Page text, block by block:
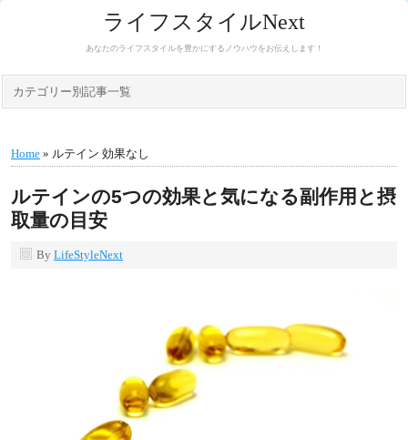
ライフスタイルNext
あなたのライフスタイルを豊かにするノウハウをお伝えします！
カテゴリー別記事一覧
Home » ルテイン 効果なし
ルテインの5つの効果と気になる副作用と摂
取量の目安
By LifeStyleNext